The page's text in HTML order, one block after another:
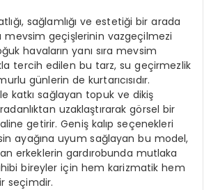
sağlamlığı ve estetiği bir arada
mevsim geçişlerinin vazgeçilmezi
havaların yanı sıra mevsim
tercih edilen bu tarz, su geçirmezlik
günlerin de kurtarıcısıdır.
katkı sağlayan topuk ve dikiş
uzaklaştırarak görsel bir
getirir. Geniş kalıp seçenekleri
ayağına uyum sağlayan bu model,
erkeklerin gardırobunda mutlaka
bireyler için hem karizmatik hem
seçimdir.